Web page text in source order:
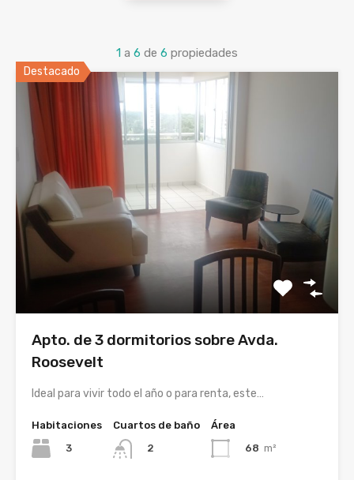
1 a 6 de 6 propiedades
Destacado
Apto. de 3 dormitorios sobre Avda.
Roosevelt
Ideal para vivir todo el año o para renta, este…
Habitaciones
3
Cuartos de baño
2
Área
68 m²